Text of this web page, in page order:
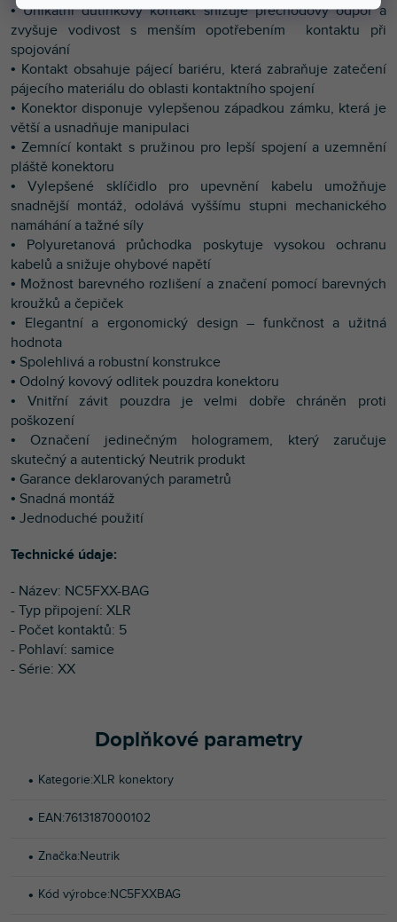
• Unikátní dutinkový kontakt snižuje přechodový odpor a
zvyšuje vodivost s menším opotřebením kontaktu při
spojování
• Kontakt obsahuje pájecí bariéru, která zabraňuje zatečení
pájecího materiálu do oblasti kontaktního spojení
• Konektor disponuje vylepšenou západkou zámku, která je
větší a usnadňuje manipulaci
• Zemnící kontakt s pružinou pro lepší spojení a uzemnění
pláště konektoru
• Vylepšené sklíčidlo pro upevnění kabelu umožňuje
snadnější montáž, odolává vyššímu stupni mechanického
namáhání a tažné síly
• Polyuretanová průchodka poskytuje vysokou ochranu
kabelů a snižuje ohybové napětí
• Možnost barevného rozlišení a značení pomocí barevných
kroužků a čepiček
• Elegantní a ergonomický design – funkčnost a užitná
hodnota
• Spolehlivá a robustní konstrukce
• Odolný kovový odlitek pouzdra konektoru
• Vnitřní závit pouzdra je velmi dobře chráněn proti
poškození
• Označení jedinečným hologramem, který zaručuje
skutečný a autentický Neutrik produkt
• Garance deklarovaných parametrů
• Snadná montáž
• Jednoduché použití
Technické údaje:
- Název: NC5FXX-BAG
- Typ připojení: XLR
- Počet kontaktů: 5
- Pohlaví: samice
- Série: XX
Doplňkové parametry
Kategorie:XLR konektory
EAN:7613187000102
Značka:Neutrik
Kód výrobce:NC5FXXBAG